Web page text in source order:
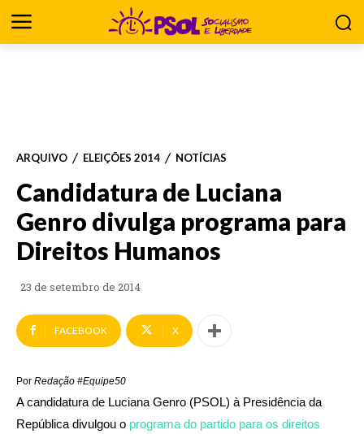
ARQUIVO ELEIÇÕES 2014 NOTÍCIAS
Candidatura de Luciana
Genro divulga programa para
Direitos Humanos
23 de setembro de 2014
FACEBOOK X
Por Redação #Equipe50
A candidatura de Luciana Genro (PSOL) à Presidência da
República divulgou o programa do partido para os direitos